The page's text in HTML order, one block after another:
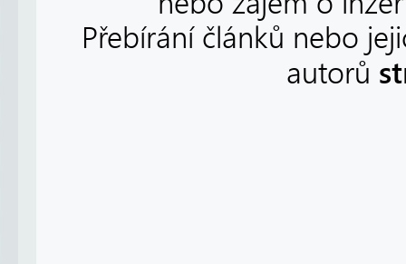
Přebírání článků nebo
autorů